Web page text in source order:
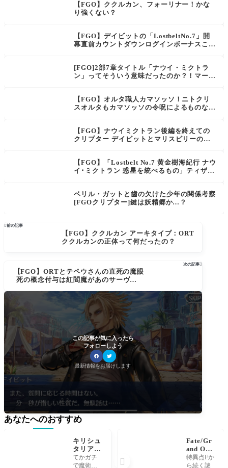
【FGO】ククルカン、フォーリナー！かな
り強くない？
【FGO】デイビットの「LostbeltNo.7」開
幕直前カウントダウンログインボーナスこれ
[FGO]2部7章タイトル「ナウイ・ミクトラ
ン」ってそういう意味だったのか？！マーリ
地の希望になると信じよう！」
【FGO】オルタ職人カマソッソ！ニトクリ
スオルタもカマソッソの令呪によるものなら
【FGO】ナウイミクトラン後編を終えての
クリプター デイビットとマリスビリーの謎
【FGO】「Lostbelt No.7 黄金樹海紀行 ナウ
イ･ミクトラン 惑星を統べるもの」ティザー
ベリル・ガットと歯の欠けた少年の関係考察
[FGOクリプター]鍵は妖精郷か…？
前の記事
【FGO】ククルカン アーキタイプ：ORT
ククルカンの正体って何だったの？
次の記事
【FGO】ORTとテペウさんの直死の魔眼
死の概念付与は紅閻魔があのサーヴァン
この記事が気に入ったら
フォローしよう
最新情報をお届けします
あなたへのおすすめ
キリシュ
タリアが
ブレイク
ゲージひ
てかガチ
で魔術世
Fate/Gr
and Ord
er考察
賢人グリ
特異点Fか
ら続く謎
